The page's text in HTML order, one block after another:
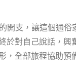
開支，讓這個通俗
於對自己說話，興
，全部旅程協助預